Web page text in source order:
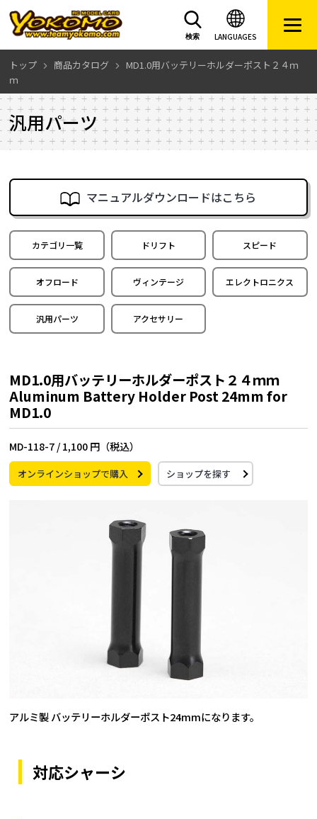
LANGUAGES
検索
トップ 商品カタログ
MD1.0用バッテリーホルダーポスト２４ｍ
ｍ
汎用パーツ
マニュアルダウンロードはこちら
カテゴリ一覧 ドリフト スピード
オフロード ヴィンテージ エレクトロニクス
汎用パーツ アクセサリー
MD1.0用バッテリーホルダーポスト２４ｍｍ
Aluminum Battery Holder Post 24mm for
MD1.0
MD-118-7 / 1,100 円（税込）
オンラインショップで購入 ショップを探す
アルミ製 バッテリーホルダーポスト24mmになります。
対応シャーシ